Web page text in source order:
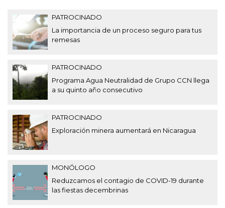
PATROCINADO
La importancia de un proceso seguro para tus
remesas
PATROCINADO
Programa Agua Neutralidad de Grupo CCN llega
a su quinto año consecutivo
PATROCINADO
Exploración minera aumentará en Nicaragua
MONÓLOGO
Reduzcamos el contagio de COVID-19 durante
las fiestas decembrinas